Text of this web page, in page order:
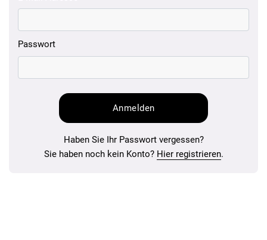
Passwort
Haben Sie Ihr Passwort vergessen?
Sie haben noch kein Konto? Hier registrieren.